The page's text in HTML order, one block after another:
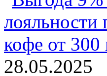
28.05.2025